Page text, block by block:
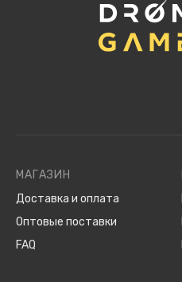
МАГАЗИН
Доставка и оплата
Оптовые поставки
FAQ